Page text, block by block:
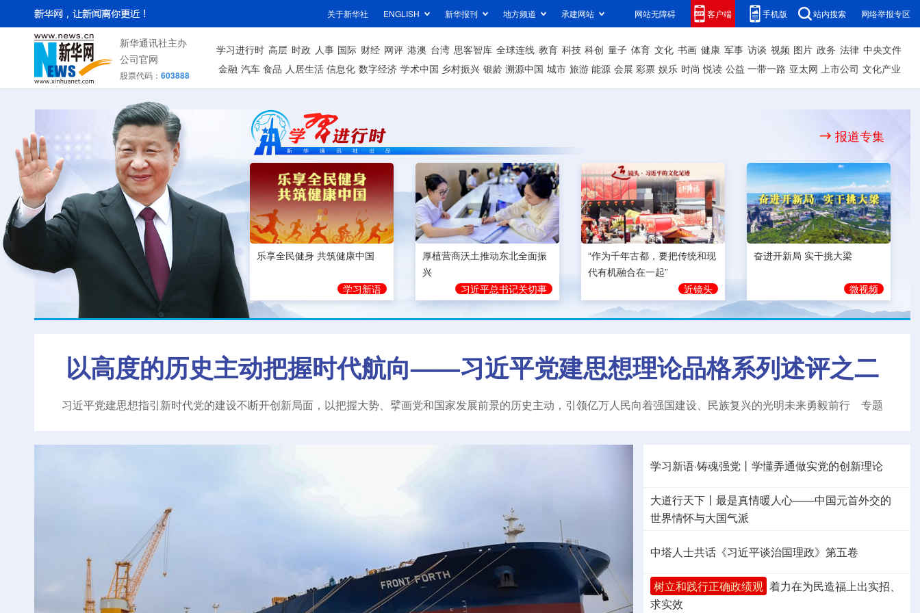
关于新华社 ENGLISH 新华报刊 地方频道 承建网站 网站无障碍 客户端 手机版 站内搜索 网络举报专区
新华通讯社主办
公司官网
股票代码： 603888
学习进行时 高层 时政 人事 国际 财经 网评 港澳 台湾 思客智库 全球连线 教育 科技 科创 量子 体育 文化 书画 健康 军事 访谈 视频 图片 政务 法律 中央文件
金融 汽车 食品 人居生活 信息化 数字经济 学术中国 乡村振兴 银龄 溯源中国 城市 旅游 能源 会展 彩票 娱乐 时尚 悦读 公益 一带一路 亚太网 上市公司 文化产业
报道专集
乐享全民健身 共筑健康中国
学习新语
厚植营商沃土推动东北全面振
兴
习近平总书记关切事
“作为千年古都，要把传统和现
代有机融合在一起”
近镜头
奋进开新局 实干挑大梁
微视频
以高度的历史主动把握时代航向——习近平党建思想理论品格系列述评之二
习近平党建思想指引新时代党的建设不断开创新局面，以把握大势、擘画党和国家发展前景的历史主动，引领亿万人民向着强国建设、民族复兴的光明未来勇毅前行 专题
学习新语·铸魂强党丨学懂弄通做实党的创新理论
大道行天下丨最是真情暖人心——中国元首外交的
世界情怀与大国气派
中塔人士共话《习近平谈治国理政》第五卷
树立和践行正确政绩观 着力在为民造福上出实招、
求实效